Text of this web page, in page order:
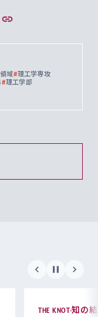
域#理工学専攻
#理工学部
THE KNOT-知の